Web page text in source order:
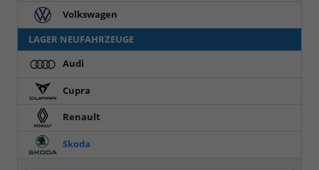
Volkswagen
LAGER NEUFAHRZEUGE
Audi
Cupra
Renault
Skoda